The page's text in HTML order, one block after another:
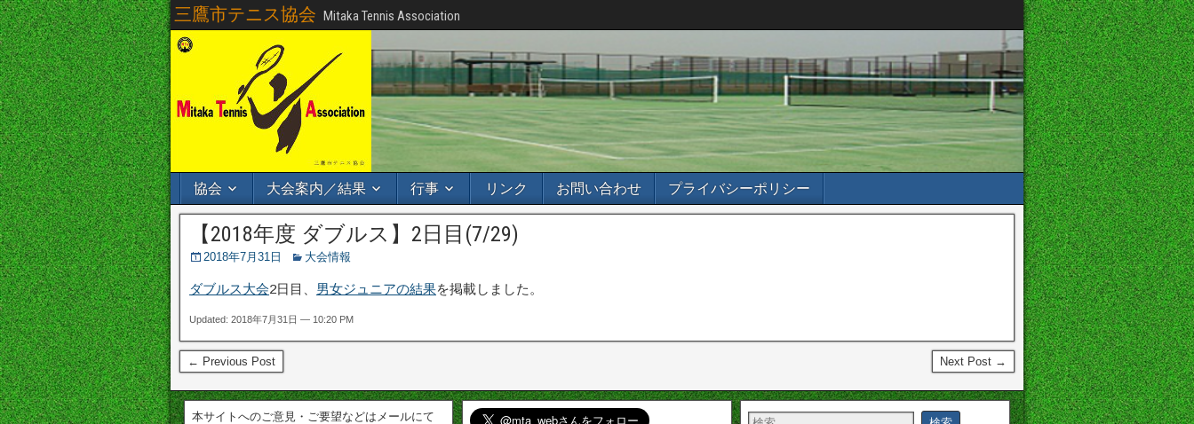
三鷹市テニス協会 Mitaka Tennis Association
協会 大会案内／結果 行事 リンク お問い合わせ プライバシーポリシー
【2018年度 ダブルス】2日目(7/29)
2018年7月31日 大会情報
ダブルス大会2日目、 男女ジュニアの結果を掲載しました。
Updated: 2018年7月31日 — 10:20 PM
← Previous Post Next Post →
本サイトへのご意見・ご要望などはメールにて